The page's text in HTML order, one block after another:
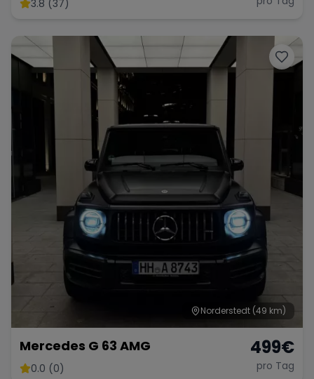
3.8 (37)
Norderstedt (49 km)
Mercedes G 63 AMG
0.0 (0)
499€
pro Tag